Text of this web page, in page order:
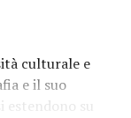
la pelle.
culturale e
e il suo
su